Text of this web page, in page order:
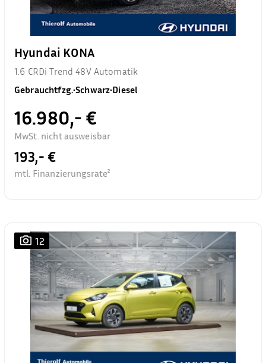
Hyundai KONA
1.6 CRDi Trend 48V Automatik
Gebrauchtfzg.•Schwarz•Diesel
16.980,- €
MwSt. nicht ausweisbar
193,- €
mtl. Finanzierungsrate²
12